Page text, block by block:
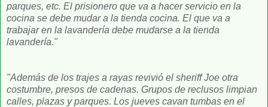
parques, etc. El prisionero que va a hacer servicio en la
cocina se debe mudar a la tienda cocina. El que va a
trabajar en la lavandería debe mudarse a la tienda
lavandería."
"Además de los trajes a rayas revivió el sheriff Joe otra
costumbre, presos de cadenas. Grupos de reclusos limpian
calles, plazas y parques. Los jueves cavan tumbas en el